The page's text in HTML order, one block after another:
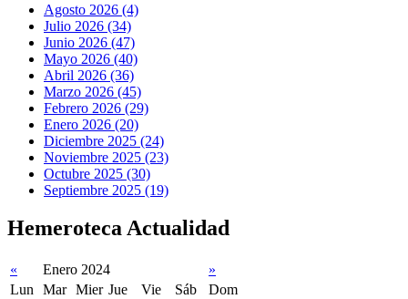
Agosto 2026 (4)
Julio 2026 (34)
Junio 2026 (47)
Mayo 2026 (40)
Abril 2026 (36)
Marzo 2026 (45)
Febrero 2026 (29)
Enero 2026 (20)
Diciembre 2025 (24)
Noviembre 2025 (23)
Octubre 2025 (30)
Septiembre 2025 (19)
Hemeroteca Actualidad
« Enero 2024
»
Lun
Mar Mier Jue Vie Sáb
Dom